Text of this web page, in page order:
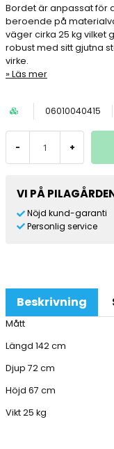
Bordet är anpassat för
beroende på
väger cirka 25 kg vilket
robust med sitt gjutna
virke.
Läs mer
06010040415
- +
VI PÅ
Nöjd kund-garanti
Personlig service
Beskrivning
Mått
Längd 142 cm
Djup 72 cm
Höjd 67 cm
Vikt 25 kg